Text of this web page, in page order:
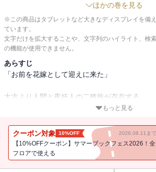
ほかの巻を見る
※この商品はタブレットなど大きなディスプレイを備
ています。
文字だけを拡大することや、文字列のハイライト、検
の機能が使用できません。
あらすじ
「お前を花嫁として迎えに来た」
太古より人間と夜妖人の二種族が存在する
髪も瞳も白雪のように淡い郁は、その奇妙な
夜妖人のようだと虐げられていた。
しかしある日、郁のとある秘密を知った名家の
もっと見る
クーポン対象 10%OFF 2026.08.11まで
【10%OFFクーポン】サマーブックフェス2026！全
フロアで使える